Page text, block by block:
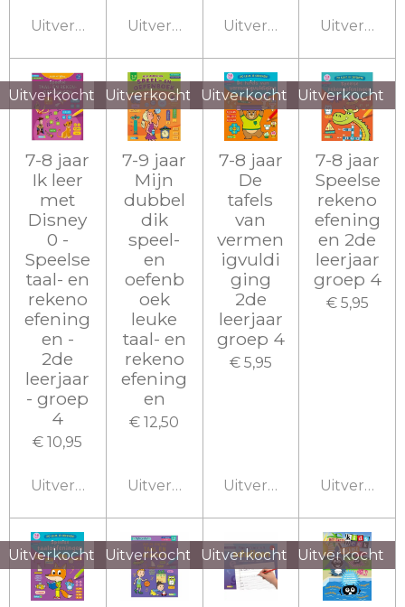
Uitverkocht Uitverkocht Uitverkocht
Uitverkocht
7-8 jaar
Ik leer
met
Disney
0 -
Speelse
taal- en
rekeno
efening
en -
2de
leerjaar
- groep
4
€ 10,95
Uitverkocht
Uitverkocht
7-9 jaar
Mijn
dubbel
dik
speel-
en
oefenb
oek
leuke
taal- en
rekeno
efening
en
€ 12,50
Uitverkocht
Uitverkocht
7-8 jaar
De
tafels
van
vermen
igvuldi
ging
2de
leerjaar
groep 4
€ 5,95
Uitverkocht
Uitverkocht
7-8 jaar
Speelse
rekeno
efening
en 2de
leerjaar
groep 4
€ 5,95
Uitverkocht Uitverkocht Uitverkocht Uitverkocht